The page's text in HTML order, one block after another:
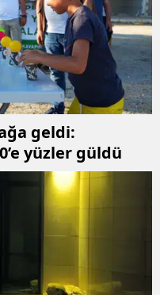
geldi:
yüzler güldü